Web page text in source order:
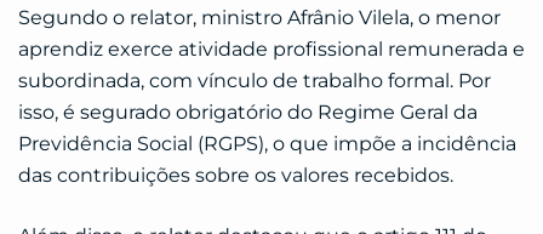
Segundo o relator, ministro Afrânio Vilela, o menor
aprendiz exerce atividade profissional remunerada e
subordinada, com vínculo de trabalho formal. Por
isso, é segurado obrigatório do Regime Geral da
Previdência Social (RGPS), o que impõe a incidência
das contribuições sobre os valores recebidos.